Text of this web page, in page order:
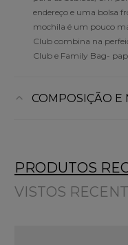
endereço e uma bolsa
mochila é um pouco
Club combina na
Club e Family Bag-
COMPOSIÇÃO E
PRODUTOS
VISTOS